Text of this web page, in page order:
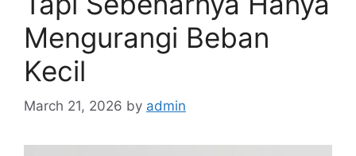
Mengurangi Beban
Kecil
March 21, 2026 by admin